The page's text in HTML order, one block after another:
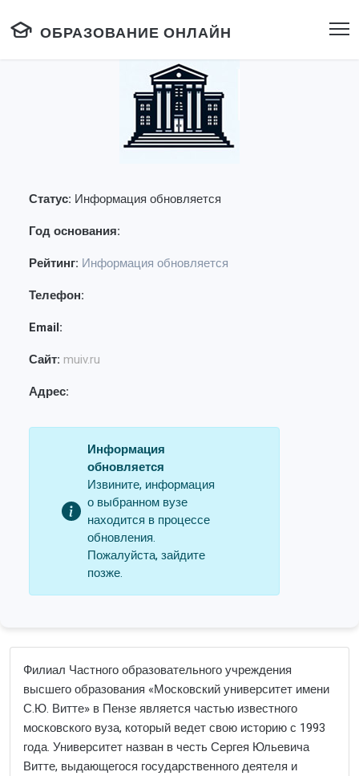
ОБРАЗОВАНИЕ ОНЛАЙН
Статус: Информация обновляется
Год основания:
Рейтинг: Информация обновляется
Телефон:
Email:
Сайт: muiv.ru
Адрес:
Информация
обновляется
Извините, информация
о выбранном вузе
находится в процессе
обновления.
Пожалуйста, зайдите
позже.
Филиал Частного образовательного учреждения
высшего образования «Московский университет имени
С.Ю. Витте» в Пензе является частью известного
московского вуза, который ведет свою историю с 1993
года. Университет назван в честь Сергея Юльевича
Витте, выдающегося государственного деятеля и